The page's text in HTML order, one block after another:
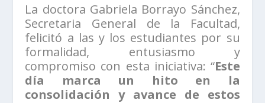
La doctora Gabriela Borrayo Sánchez,
Secretaria General de la Facultad,
felicitó a las y los estudiantes por su
formalidad, entusiasmo y
compromiso con esta iniciativa: “Este
día marca un hito en la
consolidación y avance de estos